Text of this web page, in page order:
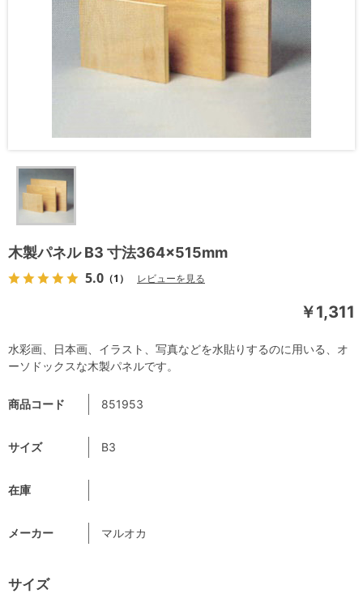
木製パネル B3 寸法364×515mm
5.0 （1） レビューを見る
￥1,311
商品コード 851953
サイズ B3
在庫
メーカー マルオカ
サイズ
水彩画、日本画、イラスト、写真などを水貼りするのに用いる、オ
ーソドックスな木製パネルです。